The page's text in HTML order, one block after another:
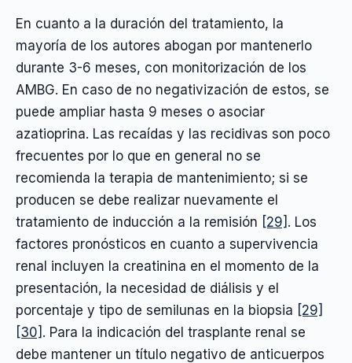
En cuanto a la duración del tratamiento, la
mayoría de los autores abogan por mantenerlo
durante 3-6 meses, con monitorización de los
AMBG. En caso de no negativización de estos, se
puede ampliar hasta 9 meses o asociar
azatioprina. Las recaídas y las recidivas son poco
frecuentes por lo que en general no se
recomienda la terapia de mantenimiento; si se
producen se debe realizar nuevamente el
tratamiento de inducción a la remisión [29] . Los
factores pronósticos en cuanto a supervivencia
renal incluyen la creatinina en el momento de la
presentación, la necesidad de diálisis y el
porcentaje y tipo de semilunas en la biopsia [29]
[30] . Para la indicación del trasplante renal se
debe mantener un título negativo de anticuerpos